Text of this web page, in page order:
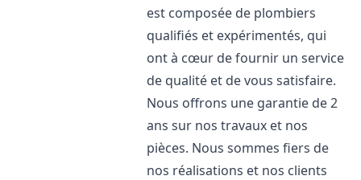
est composée de plombiers
qualifiés et expérimentés, qui
ont à cœur de fournir un service
de qualité et de vous satisfaire.
Nous offrons une garantie de 2
ans sur nos travaux et nos
pièces. Nous sommes fiers de
nos réalisations et nos clients